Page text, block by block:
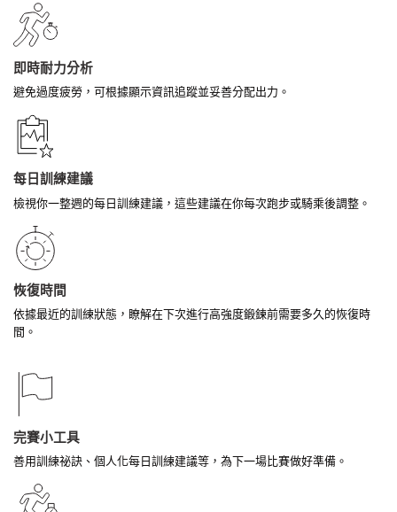
即時耐力分析
避免過度疲勞，可根據顯示資訊追蹤並妥善分配出力。
每日訓練建議
檢視你一整週的每日訓練建議，這些建議在你每次跑步或騎乘後調整。
恢復時間
依據最近的訓練狀態，瞭解在下次進行高強度鍛鍊前需要多久的恢復時
間。
完賽小工具
善用訓練祕訣、個人化每日訓練建議等，為下一場比賽做好準備。